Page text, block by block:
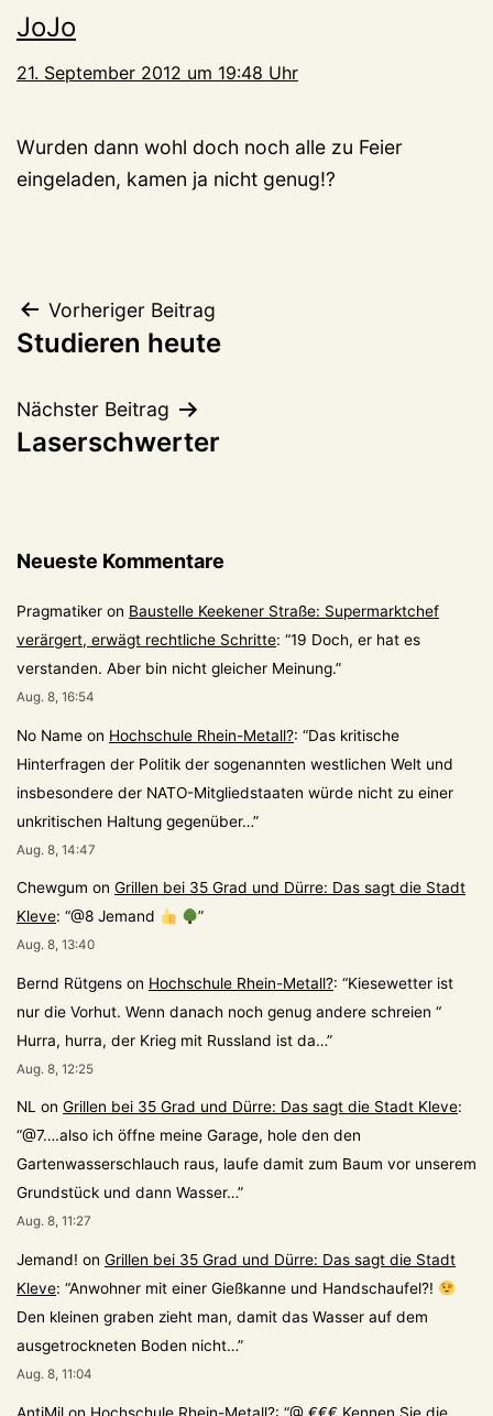
JoJo
21. September 2012 um 19:48 Uhr
Wurden dann wohl doch noch alle zu Feier
eingeladen, kamen ja nicht genug!?
Beitragsnavigation
Vorheriger Beitrag
Studieren heute
Nächster Beitrag
Laserschwerter
Neueste Kommentare
Pragmatiker on Baustelle Keekener Straße: Supermarktchef
verärgert, erwägt rechtliche Schritte: “19 Doch, er hat es
verstanden. Aber bin nicht gleicher Meinung.”
Aug. 8, 16:54
No Name on Hochschule Rhein-Metall?: “Das kritische
Hinterfragen der Politik der sogenannten westlichen Welt und
insbesondere der NATO-Mitgliedstaaten würde nicht zu einer
unkritischen Haltung gegenüber…”
Aug. 8, 14:47
Chewgum on Grillen bei 35 Grad und Dürre: Das sagt die Stadt
Kleve: “@8 Jemand ”
Aug. 8, 13:40
Bernd Rütgens on Hochschule Rhein-Metall?: “Kiesewetter ist
nur die Vorhut. Wenn danach noch genug andere schreien “
Hurra, hurra, der Krieg mit Russland ist da…”
Aug. 8, 12:25
NL on Grillen bei 35 Grad und Dürre: Das sagt die Stadt Kleve:
“@7….also ich öffne meine Garage, hole den den
Gartenwasserschlauch raus, laufe damit zum Baum vor unserem
Grundstück und dann Wasser…”
Aug. 8, 11:27
Jemand! on Grillen bei 35 Grad und Dürre: Das sagt die Stadt
Kleve: “Anwohner mit einer Gießkanne und Handschaufel?!
Den kleinen graben zieht man, damit das Wasser auf dem
ausgetrockneten Boden nicht…”
Aug. 8, 11:04
AntiMil on Hochschule Rhein-Metall?: “@ €€€ Kennen Sie die